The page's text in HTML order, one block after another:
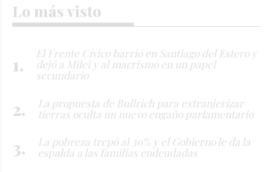
Lo más visto
El Frente Cívico barrió en Santiago del Estero y
dejó a Milei y al macrismo en un papel
secundario
La propuesta de Bullrich para extranjerizar
tierras oculta un nuevo engaño parlamentario
La pobreza trepó al 30% y el Gobierno le da la
espalda a las familias endeudadas